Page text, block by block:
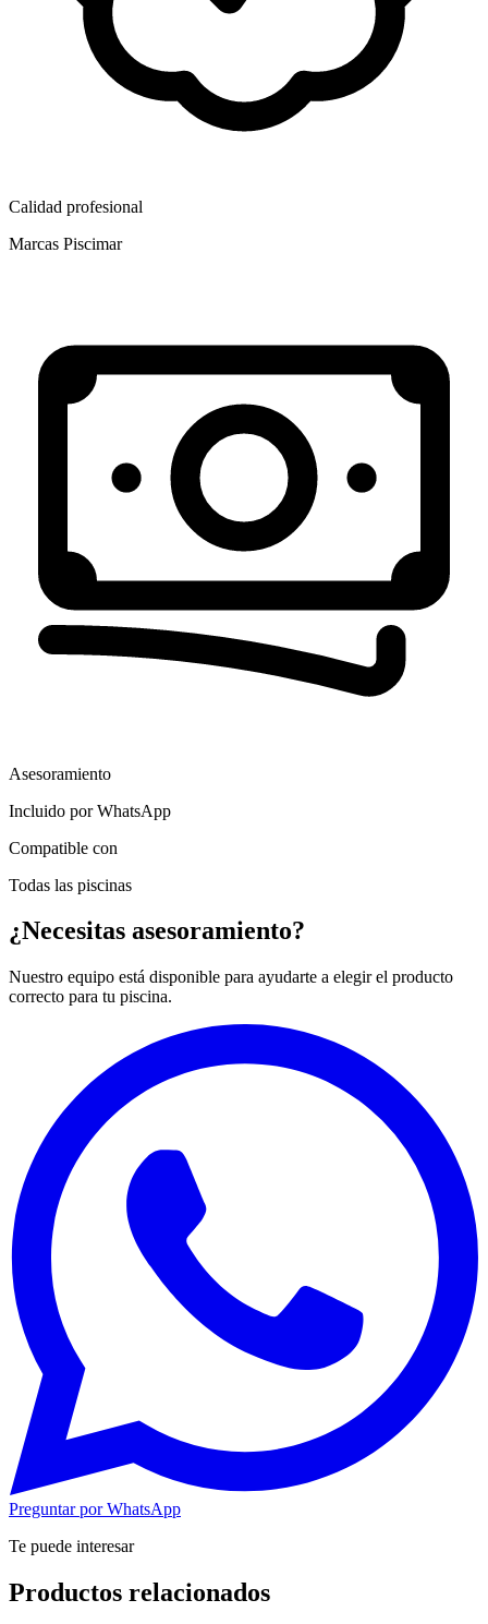
Calidad profesional
Marcas Piscimar
Asesoramiento
Incluido por WhatsApp
Compatible con
Todas las piscinas
¿Necesitas asesoramiento?
Nuestro equipo está disponible para ayudarte a elegir el producto
correcto para tu piscina.
Preguntar por WhatsApp
Te puede interesar
Productos relacionados